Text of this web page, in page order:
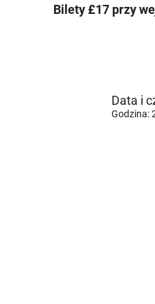
Bilety £17 przy
Data i
Godzina: